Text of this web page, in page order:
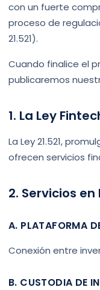
con un fuerte
proceso de
21.521).
Cuando finalice el
publicaremos
1. La Ley
La Ley 21.521,
ofrecen servicios
2. Servicios
A. PLATAFORMA
Conexión entre
B. CUSTODIA DE